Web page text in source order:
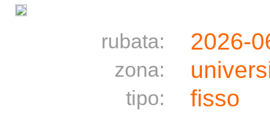
rubata: 2026-
zona:
tipo: fisso